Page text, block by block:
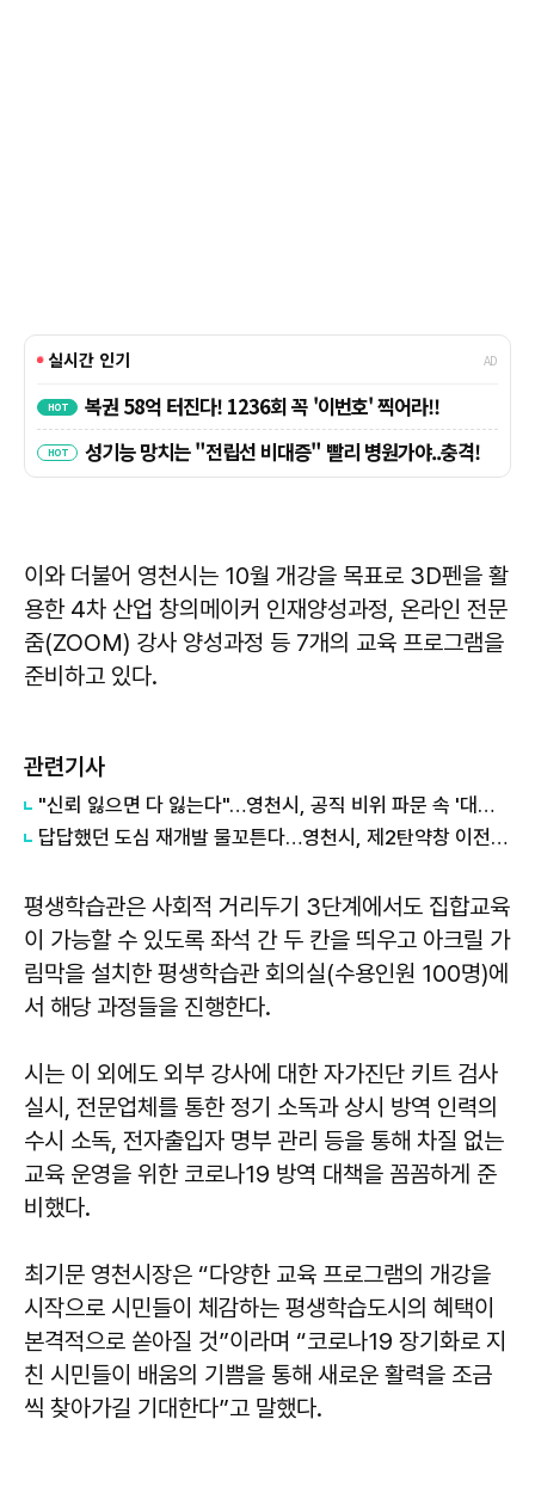
이와 더불어 영천시는 10월 개강을 목표로 3D펜을 활
용한 4차 산업 창의메이커 인재양성과정, 온라인 전문
줌(ZOOM) 강사 양성과정 등 7개의 교육 프로그램을
준비하고 있다.
관련기사
"신뢰 잃으면 다 잃는다"…영천시, 공직 비위 파문 속 '대대적 쇄신' 선언
답답했던 도심 재개발 물꼬튼다…영천시, 제2탄약창 이전 착수보고
평생학습관은 사회적 거리두기 3단계에서도 집합교육
이 가능할 수 있도록 좌석 간 두 칸을 띄우고 아크릴 가
림막을 설치한 평생학습관 회의실(수용인원 100명)에
서 해당 과정들을 진행한다.
시는 이 외에도 외부 강사에 대한 자가진단 키트 검사
실시, 전문업체를 통한 정기 소독과 상시 방역 인력의
수시 소독, 전자출입자 명부 관리 등을 통해 차질 없는
교육 운영을 위한 코로나19 방역 대책을 꼼꼼하게 준
비했다.
최기문 영천시장은 “다양한 교육 프로그램의 개강을
시작으로 시민들이 체감하는 평생학습도시의 혜택이
본격적으로 쏟아질 것”이라며 “코로나19 장기화로 지
친 시민들이 배움의 기쁨을 통해 새로운 활력을 조금
씩 찾아가길 기대한다”고 말했다.